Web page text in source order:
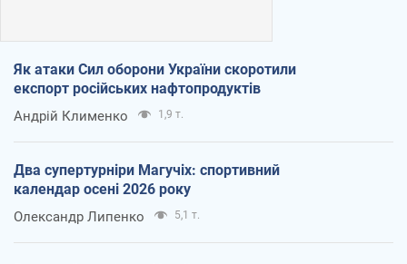
Як атаки Сил оборони України скоротили
експорт російських нафтопродуктів
Андрій Клименко 1,9 т.
Два супертурніри Магучіх: спортивний
календар осені 2026 року
Олександр Липенко 5,1 т.